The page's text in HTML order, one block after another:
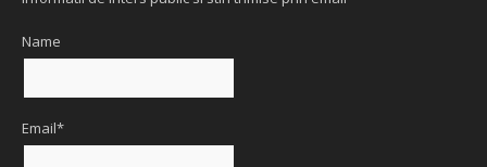
Name
Email*